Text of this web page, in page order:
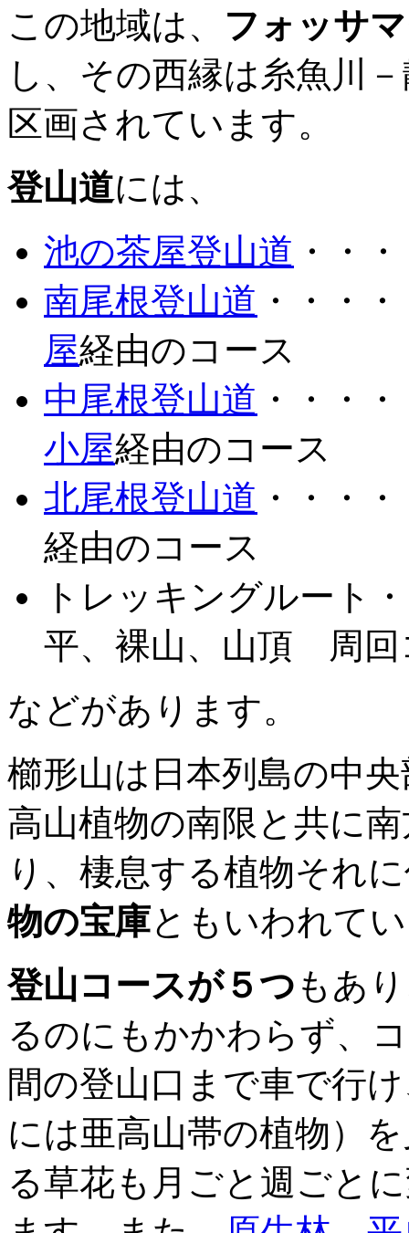
この地域は、 フォッサ
し、その西縁は糸魚川
区画されています。
登山道には、
池の茶屋登山道 ・・
南尾根登山道 ・・・
屋経由のコース
中尾根登山道 ・・・
小屋経由のコース
北尾根登山道 ・・・
経由のコース
トレッキングルート
平、裸山、山頂 周回
などがあります。
櫛形山は日本列島の中
高山植物の南限と共に
り、棲息する植物それ
物の宝庫ともいわれて
登山コースが５つ もあ
るのにもかかわらず、
間の登山口まで車で行
には亜高山帯の植物）
る草花も月ごと週ごと